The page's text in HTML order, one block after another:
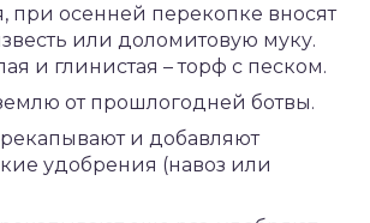
при осенней перекопке вносят
или доломитовую муку.
и глинистая – торф с песком.
от прошлогодней ботвы.
и добавляют
удобрения (навоз или